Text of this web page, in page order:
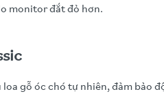
monitor đắt đỏ hơn.
gỗ óc chó tự nhiên, đảm bảo